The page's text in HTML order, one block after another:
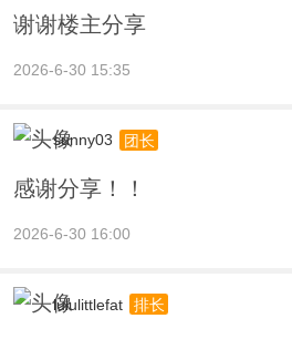
谢谢楼主分享
2026-6-30 15:35
sunny03 团长
感谢分享！！
2026-6-30 16:00
lululittlefat 排长